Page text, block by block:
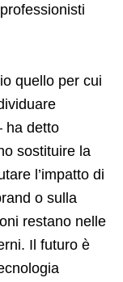
quello per cui
ha detto
sostituire la
l’impatto di
o sulla
restano nelle
Il futuro è